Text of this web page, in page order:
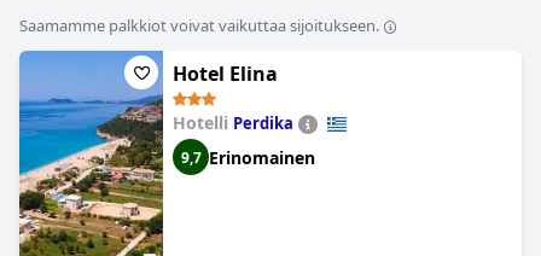
Saamamme palkkiot voivat vaikuttaa sijoitukseen.
Hotel Elina
Hotelli Perdika
9,7 Erinomainen